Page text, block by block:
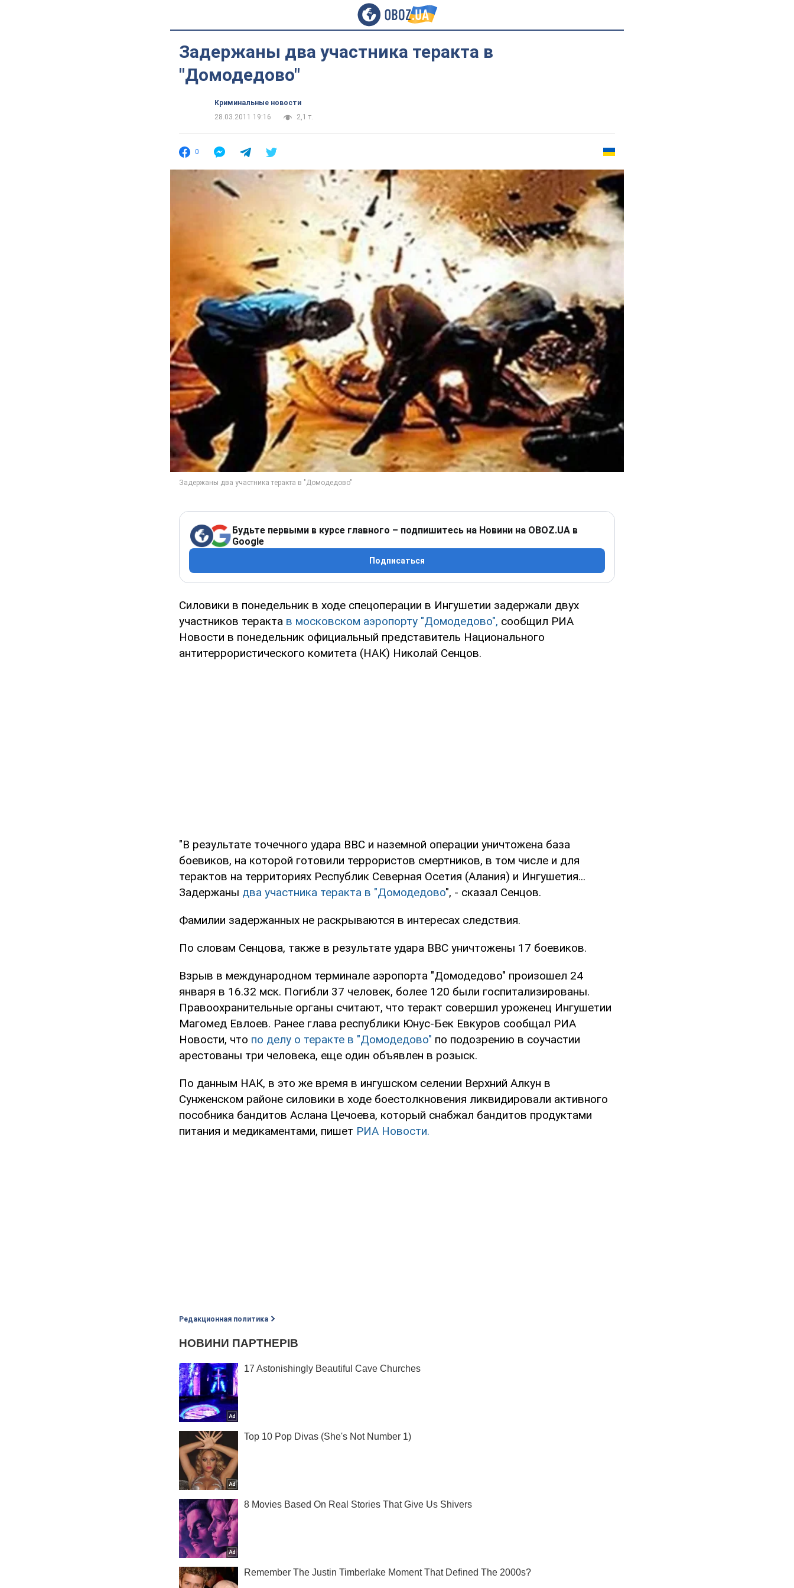
Задержаны два участника теракта в
"Домодедово"
Криминальные новости
28.03.2011 19:16
2,1 т.
0
Будьте первыми в курсе главного – подпишитесь на Новини на OBOZ.UA в
Google
Подписаться
Силовики в понедельник в ходе спецоперации в Ингушетии задержали двух
участников теракта в московском аэропорту "Домодедово", сообщил РИА
Новости в понедельник официальный представитель Национального
антитеррористического комитета (НАК) Николай Сенцов.
"В результате точечного удара ВВС и наземной операции уничтожена база
боевиков, на которой готовили террористов смертников, в том числе и для
терактов на территориях Республик Северная Осетия (Алания) и Ингушетия...
Задержаны два участника теракта в "Домодедово", - сказал Сенцов.
Фамилии задержанных не раскрываются в интересах следствия.
По словам Сенцова, также в результате удара ВВС уничтожены 17 боевиков.
Взрыв в международном терминале аэропорта "Домодедово" произошел 24
января в 16.32 мск. Погибли 37 человек, более 120 были госпитализированы.
Правоохранительные органы считают, что теракт совершил уроженец Ингушетии
Магомед Евлоев. Ранее глава республики Юнус-Бек Евкуров сообщал РИА
Новости, что по делу о теракте в "Домодедово" по подозрению в соучастии
арестованы три человека, еще один объявлен в розыск.
По данным НАК, в это же время в ингушском селении Верхний Алкун в
Сунженском районе силовики в ходе боестолкновения ликвидировали активного
пособника бандитов Аслана Цечоева, который снабжал бандитов продуктами
питания и медикаментами, пишет РИА Новости.
Редакционная политика